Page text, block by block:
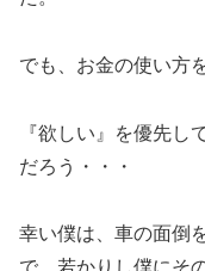
でも、お金の使い方
『欲しい』を優先し
だろう・・・
幸い僕は、車の面倒